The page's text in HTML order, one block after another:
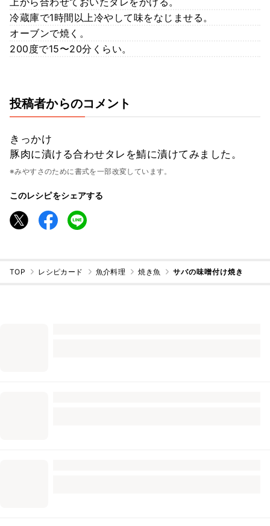
冷蔵庫で1時間以上冷やして味をなじませる。
オーブンで焼く。
200度で15〜20分くらい。
投稿者からのコメント
きっかけ
豚肉に漬ける合わせタレを鯖に漬けてみました。
※みやすさのために書式を一部改変しています。
このレシピをシェアする
TOP レシピカード 魚介料理 焼き魚 サバの味噌付け焼き